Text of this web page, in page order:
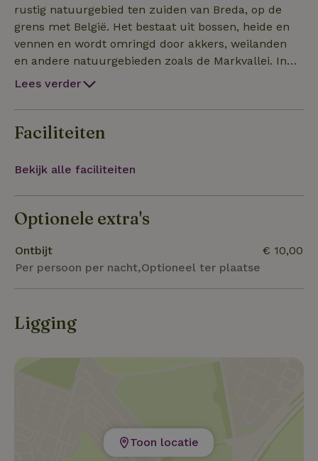
rustig natuurgebied ten zuiden van Breda, op de
grens met België. Het bestaat uit bossen, heide en
vennen en wordt omringd door akkers, weilanden
en andere natuurgebieden zoals de Markvallei. In
de regio kun je eindeloos wandelen en fietsen. Op
wandelroutes uitgezet waaronder het Grenslandpad
en de Smokkelaarsroute, deze vinden de
Lees verder
Faciliteiten
Bekijk alle faciliteiten
Optionele extra's
Ontbijt
Per persoon per nacht,Optioneel ter plaatse
€ 10,00
Ligging
Toon locatie